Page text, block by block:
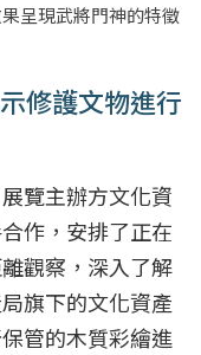
呈現武將門神的特徵
修護文物進行
覽主辦方文化資
作，安排了正在
觀察，深入了解
旗下的文化資產
管的木質彩繪進